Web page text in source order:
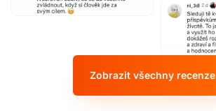
Zobrazit všechny recenze